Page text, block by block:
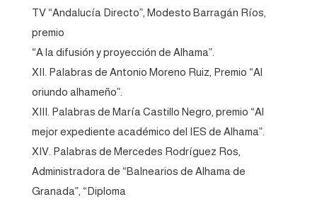
TV “Andalucía Directo”, Modesto Barragán Ríos,
premio
“A la difusión y proyección de Alhama”.
XII. Palabras de Antonio Moreno Ruiz, Premio “Al
oriundo alhameño”.
XIII. Palabras de María Castillo Negro, premio “Al
mejor expediente académico del IES de Alhama”.
XIV. Palabras de Mercedes Rodríguez Ros,
Administradora de “Balnearios de Alhama de
Granada”, “Diploma